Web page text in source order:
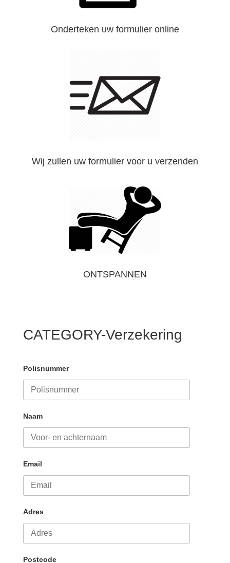
Onderteken uw formulier online
Wij zullen uw formulier voor u verzenden
ONTSPANNEN
CATEGORY-Verzekering
Polisnummer
Naam
Email
Adres
Postcode